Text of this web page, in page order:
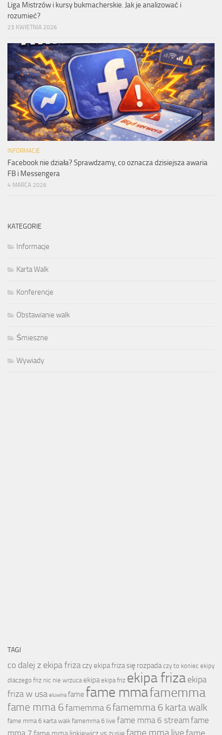
Liga Mistrzów i kursy bukmacherskie. Jak je analizować i
rozumieć?
23 KWIETNIA 2026
INFORMACJE
Facebook nie działa? Sprawdzamy, co oznacza dzisiejsza awaria
FB i Messengera
4 MARCA 2026
KATEGORIE
Informacje
Karta Walk
Konferencje
Obstawianie walk
Śmieszne
Wywiady
TAGI
co dalej z ekipa friza czy ekipa friza się rozpada czy to koniec ekipy
dlaczego friz nic nie wrzuca ekipa ekipa friz ekipa frizaekipa
friza w usa eluwina fame fame mmafamemma
fame mma 6famemma 6famemma 6 karta walk
fame mma 6 karta walk famemma 6 live fame mma 6 stream fame